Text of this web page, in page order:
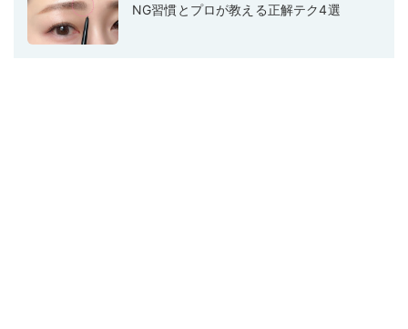
NG習慣とプロが教える正解テク4選